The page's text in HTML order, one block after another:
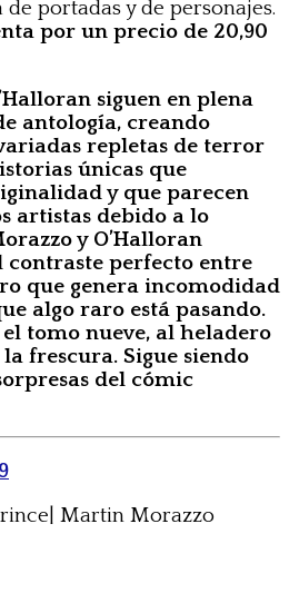
portadas y de personajes.
por un precio de 20,90
siguen en plena
antología, creando
repletas de terror
únicas que
y que parecen
artistas debido a lo
y O’Halloran
contraste perfecto entre
que genera incomodidad
algo raro está pasando.
tomo nueve, al heladero
frescura. Sigue siendo
del cómic
Martin Morazzo